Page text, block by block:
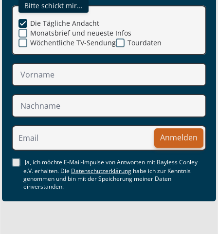
Bitte schickt mir...
Monatsbrief und neueste Infos
Die Tägliche Andacht
Wöchentliche TV-Sendung Tourdaten
Anmelden
Ja, ich möchte E-Mail-Impulse von Antworten mit Bayless Conley
e.V. erhalten. Die Datenschutzerklärung habe ich zur Kenntnis
genommen und bin mit der Speicherung meiner Daten
einverstanden.